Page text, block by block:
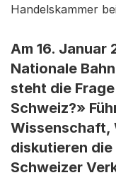
Handelskammer
Am 16. Januar
Nationale
steht die
Schweiz?»
Wissenschaft,
diskutieren
Schweizer